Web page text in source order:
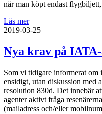
när man köpt endast
Läs mer
2019-03-25
Nya krav på
Som vi tidigare informerat
ensidigt, utan diskussion med
resolution 830d. Det innebär
agenter aktivt fråga
(mailadress och/eller